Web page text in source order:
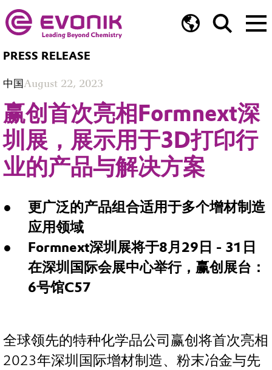
PRESS RELEASE
中国August 22, 2023
赢创首次亮相Formnext深
圳展，展示用于3D打印行
业的产品与解决方案
更广泛的产品组合适用于多个增材制造
应用领域
Formnext深圳展将于8月29日 - 31日
在深圳国际会展中心举行，赢创展台：
6号馆C57
全球领先的特种化学品公司赢创将首次亮相
2023年深圳国际增材制造、粉末冶金与先